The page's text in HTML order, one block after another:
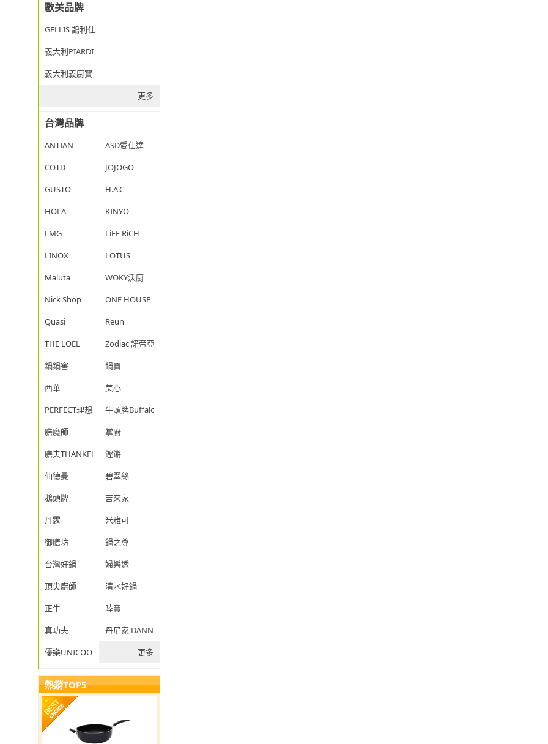
歐美品牌
GELLIS 鵲利仕
義大利PIARDI
義大利義廚寶
更多
台灣品牌
ANTIAN
ASD愛仕達
COTD
JOJOGO
GUSTO
H.A.C
HOLA
KINYO
LMG
LiFE RiCH
LINOX
LOTUS
Maluta
WOKY沃廚
Nick Shop
ONE HOUSE
Quasi
Reun
THE LOEL
Zodiac 諾帝亞
鍋鍋窖
鍋寶
西華
美心
PERFECT理想
牛頭牌Buffalo
膳魔師
掌廚
膳夫THANKFUL
鏗鏘
仙德曼
碧翠絲
鵝頭牌
吉來家
丹露
米雅可
御膳坊
鍋之尊
台灣好鍋
婦樂透
頂尖廚師
清水好鍋
正牛
陸寶
真功夫
丹尼家 DANNY JIA
優樂UNICOOK
更多
熱銷TOP5